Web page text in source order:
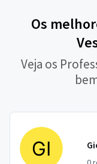
Os
Veja os